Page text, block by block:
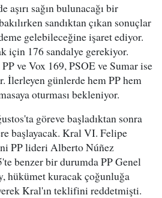
sağın bulunacağı bir
sandıktan çıkan sonuçlar
gelebileceğine işaret ediyor.
için 176 sandalye gerekiyor.
ve Vox 169, PSOE ve Sumar ise
İlerleyen günlerde hem PP hem
oturması bekleniyor.
göreve başladıktan sonra
başlayacak. Kral VI. Felipe
PP lideri Alberto Núñez
benzer bir durumda PP Genel
hükümet kuracak çoğunluğa
Kral'ın teklifini reddetmişti.